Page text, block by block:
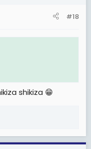
#18
shikiza 😁